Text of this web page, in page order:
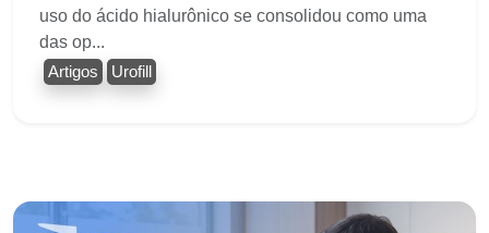
uso do ácido hialurônico se consolidou como uma
das op...
Artigos Urofill